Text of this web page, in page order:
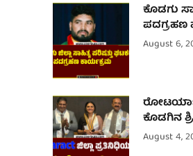
ಕೊಡಗು
ಪದಗ್ರಹಣ
August 6,
ಕೊಡಗಿನ
August 4,